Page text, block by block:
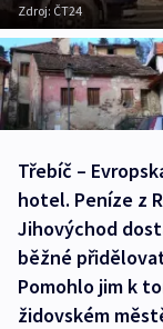
Zdroj: ČT24
Třebíč –
hotel. Peníze z
Jihovýchod
běžné
Pomohlo jim k
židovském